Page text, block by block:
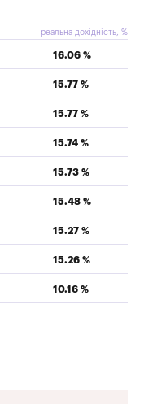
реальна дохідність, %
16.06 %
15.77 %
15.77 %
15.74 %
15.73 %
15.48 %
15.27 %
15.26 %
10.16 %